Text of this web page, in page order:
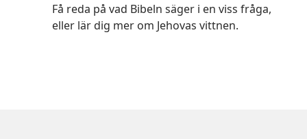
Få reda på vad Bibeln säger i en viss fråga,
eller lär dig mer om Jehovas vittnen.